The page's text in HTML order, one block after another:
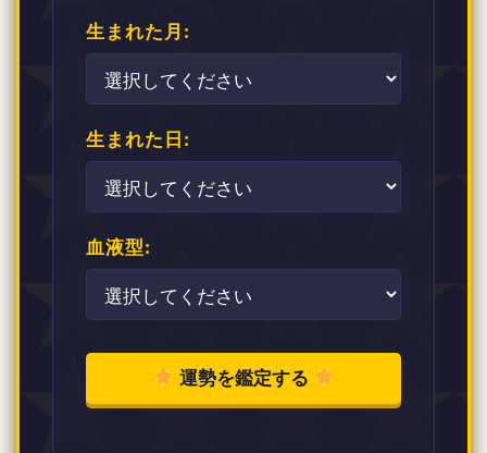
生まれた月:
生まれた日:
血液型:
運勢を鑑定する